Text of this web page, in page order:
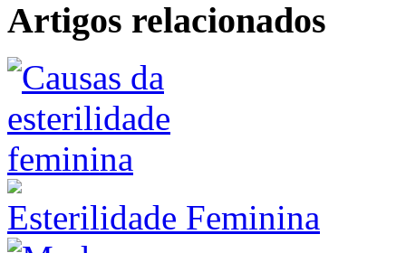
Artigos relacionados
Esterilidade Feminina